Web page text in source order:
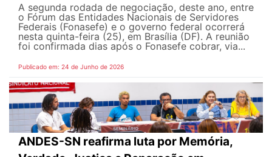
A segunda rodada de negociação, deste ano, entre
o Fórum das Entidades Nacionais de Servidores
Federais (Fonasefe) e o governo federal ocorrerá
nesta quinta-feira (25), em Brasília (DF). A reunião
foi confirmada dias após o Fonasefe cobrar, via...
Publicado em: 24 de Junho de 2026
ANDES-SN reafirma luta por Memória,